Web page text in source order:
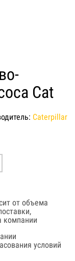
Cat
Caterpillar
от объема
компании
условий